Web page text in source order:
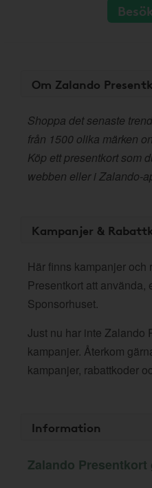
Om Zalando
Shoppa det senaste
från 1500 olika märken
Köp ett presentkort som
webben eller i Zalando-
Kampanjer &
Här finns kampanjer
Presentkort att använda,
Sponsorhuset.
Just nu har inte Zalando
kampanjer. Återkom
kampanjer, rabattkoder
Information
Zalando Presentkort